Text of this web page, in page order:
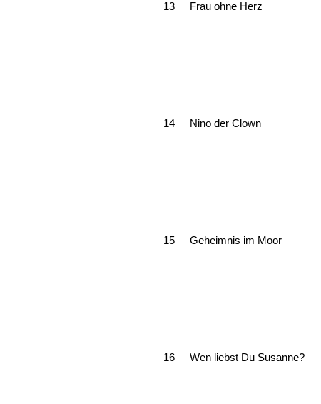
13 Frau ohne Herz
14 Nino der Clown
15 Geheimnis im Moor
16 Wen liebst Du Susanne?